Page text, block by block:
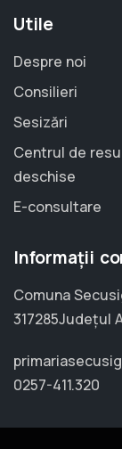
Utile
Despre noi
Consilieri
Sesizări
Centrul de
deschise
E-consultare
Informații
Comuna
317285Județul
0257-411.320